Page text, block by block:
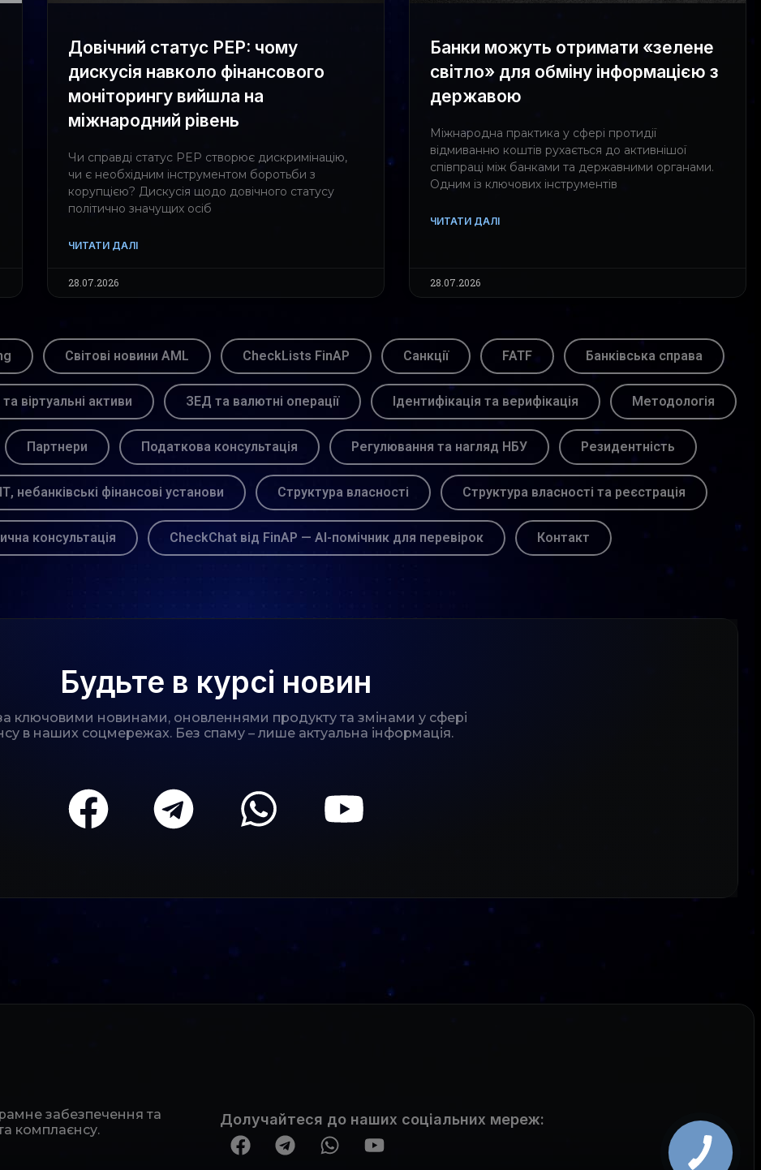
Довічний статус PEP: чому
дискусія навколо фінансового
моніторингу вийшла на
міжнародний рівень
Чи справді статус PEP створює дискримінацію,
чи є необхідним інструментом боротьби з
корупцією? Дискусія щодо довічного статусу
політично значущих осіб
ЧИТАТИ ДАЛІ
28.07.2026
Банки можуть отримати «зелене
світло» для обміну інформацією з
державою
Міжнародна практика у сфері протидії
відмиванню коштів рухається до активнішої
співпраці між банками та державними органами.
Одним із ключових інструментів
ЧИТАТИ ДАЛІ
28.07.2026
Світові новини AML CheckLists FinAP Санкції FATF Банківська справа
віртуальні активи ЗЕД та валютні операції Ідентифікація та верифікація Методологія
Партнери Податкова консультація Регулювання та нагляд НБУ Резидентність
небанківські фінансові установи Структура власності Структура власності та реєстрація
консультація CheckChat від FinAP — AI-помічник для перевірок Контакт
Будьте в курсі новин
ключовими новинами, оновленнями продукту та змінами у сфері
в наших соцмережах. Без спаму – лише актуальна інформація.
забезпечення та
комплаєнсу.
Долучайтеся до наших соціальних мереж: